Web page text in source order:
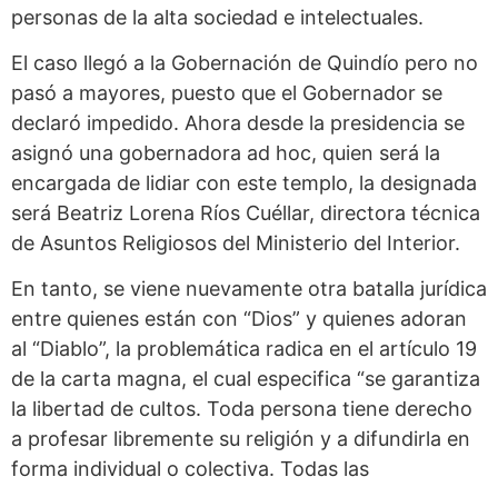
personas de la alta sociedad e intelectuales.
El caso llegó a la Gobernación de Quindío pero no
pasó a mayores, puesto que el Gobernador se
declaró impedido. Ahora desde la presidencia se
asignó una gobernadora ad hoc, quien será la
encargada de lidiar con este templo, la designada
será Beatriz Lorena Ríos Cuéllar, directora técnica
de Asuntos Religiosos del Ministerio del Interior.
En tanto, se viene nuevamente otra batalla jurídica
entre quienes están con “Dios” y quienes adoran
al “Diablo”, la problemática radica en el artículo 19
de la carta magna, el cual especifica “se garantiza
la libertad de cultos. Toda persona tiene derecho
a profesar libremente su religión y a difundirla en
forma individual o colectiva. Todas las